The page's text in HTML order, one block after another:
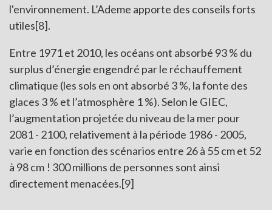
l'environnement. L’Ademe apporte des conseils forts
utiles[8].
Entre 1971 et 2010, les océans ont absorbé 93 % du
surplus d’énergie engendré par le réchauffement
climatique (les sols en ont absorbé 3 %, la fonte des
glaces 3 % et l’atmosphère 1 %). Selon le GIEC,
l’augmentation projetée du niveau de la mer pour
2081 - 2100, relativement à la période 1986 - 2005,
varie en fonction des scénarios entre 26 à 55 cm et 52
à 98 cm ! 300 millions de personnes sont ainsi
directement menacées.[9]